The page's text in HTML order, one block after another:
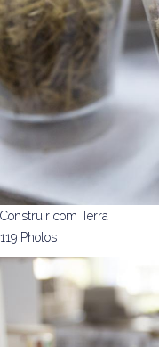
Construir com Terra
119 Photos